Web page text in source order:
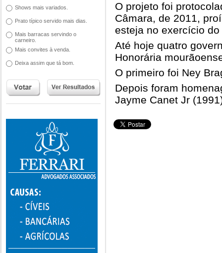
Shows mais variados.
Prato típico servido mais dias.
Mais barracas servindo o
carneiro.
Mais convites à venda.
Deixa assim que tá bom.
O projeto foi
Câmara, de 2011,
esteja no exercício
Até hoje quatro
Honorária
O primeiro foi Ney
Depois foram
Jayme Canet Jr